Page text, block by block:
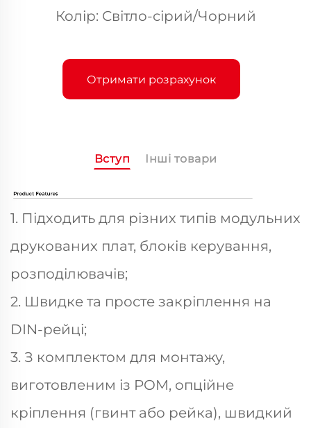
Колір: Світло-сірий/Чорний
Отримати розрахунок
Вступ Інші товари
1. Підходить для різних типів модульних
друкованих плат, блоків керування,
розподілювачів;
2. Швидке та просте закріплення на
DIN-рейці;
3. З комплектом для монтажу,
виготовленим із POM, опційне
кріплення (гвинт або рейка), швидкий